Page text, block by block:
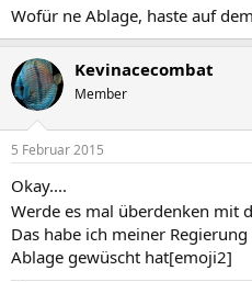
Wofür ne Ablage, haste auf
Kevinacecombat
Member
5 Februar 2015
Okay....
Werde es mal überdenken mit
Das habe ich meiner
Ablage gewüscht hat[emoji2]